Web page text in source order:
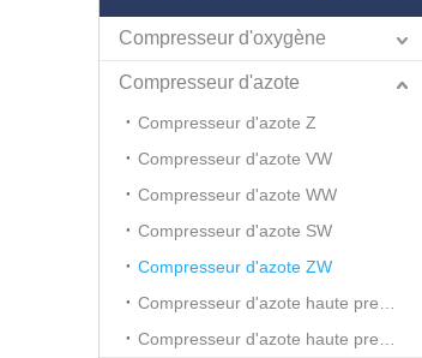
Compresseur d'oxygène
Compresseur d'azote
Compresseur d'azote Z
Compresseur d'azote VW
Compresseur d'azote WW
Compresseur d'azote SW
Compresseur d'azote ZW